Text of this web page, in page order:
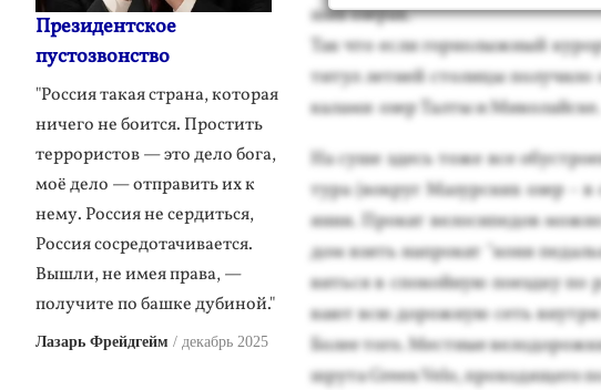
ших озе­рах.
Так что ес­ли гор­но­лыж­ный
ти­тул лет­ней сто­лицы
ка­лами озер Тал­ты и Ми­колай­ске.
На су­ше здесь то­же все
ту­ра (вок­руг Ма­зур­ских озер -
яния. Про­кат ве­лоси­педов
дом взять нап­ро­кат "ко­ня
вить­ся в спо­кой­ную по­ез­дку по
ва­ют всю до­рож­ную сеть
Бо­лее то­го. Мес­тные
шру­та Green Velo, про­ходя­щего
Президентское
пустозвонство
"Россия такая страна, которая
ничего не боится. Простить
террористов — это дело бога,
моё дело — отправить их к
нему. Россия не сердиться,
Россия сосредотачивается.
Вышли, не имея права, —
получите по башке дубиной."
Лазарь Фрейдгейм декабрь 2025